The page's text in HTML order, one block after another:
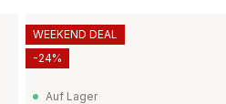
Auf Lager
WEEKEND DEAL
-24%